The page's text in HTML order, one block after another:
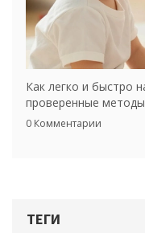
Как легко и быстро
проверенные
0 Комментарии
ТЕГИ